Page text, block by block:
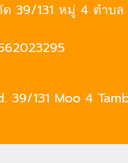
39/131 หมู่ 4 ตำบ
39/131 Moo 4